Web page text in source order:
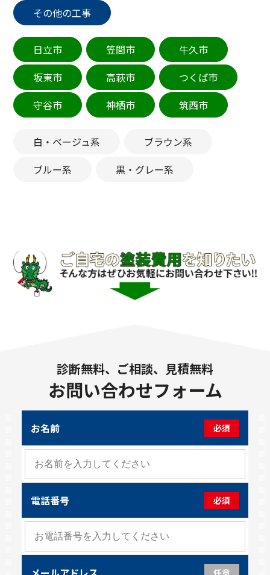
その他の工事
日立市 笠間市
牛久市
坂東市
高萩市
つくば市
守谷市
神栖市 筑西市
白・ベージュ系
ブラウン系
ブルー系
黒・グレー系
診断無料、ご相談、見積無料
お問い合わせフォーム
お名前 必須
電話番号 必須